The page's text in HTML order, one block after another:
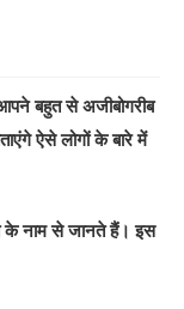
बहुत से अजीबोगरीब
ऐसे लोगों के बारे में
के नाम से जानते हैं। इस